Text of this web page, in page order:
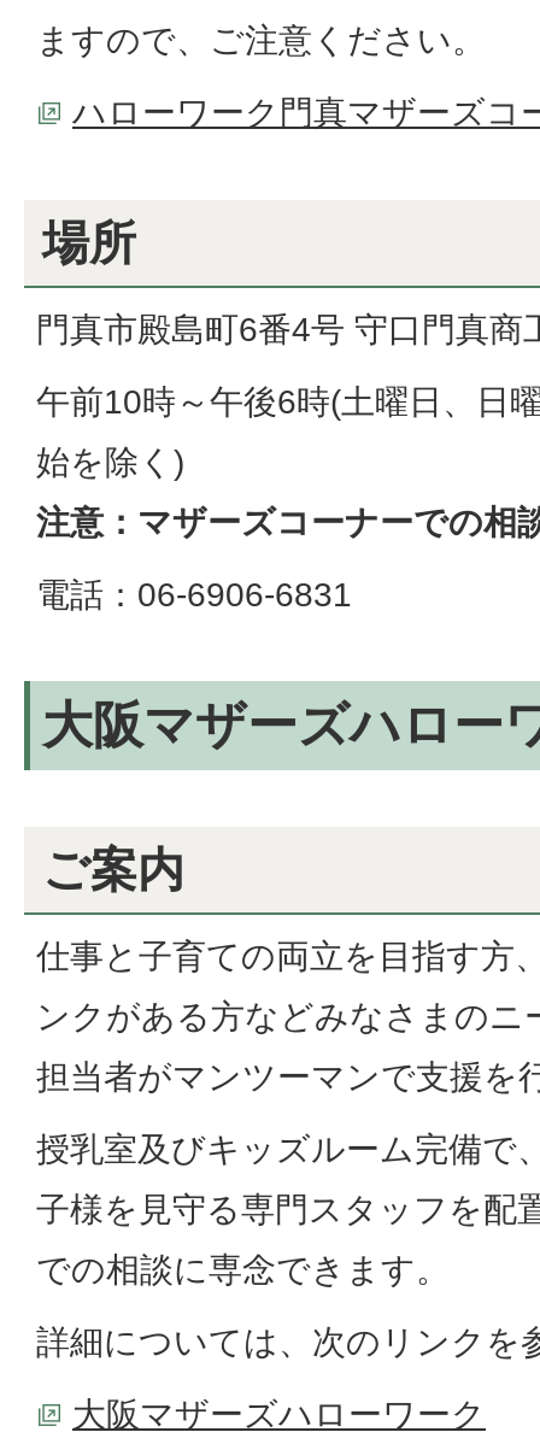
ますので、ご注意ください。
ハローワーク門真マザーズコ
場所
門真市殿島町6番4号 守口門真商
午前10時～午後6時(土曜日、日
始を除く)
注意：マザーズコーナーでの相
電話：06-6906-6831
大阪マザーズハロー
ご案内
仕事と子育ての両立を目指す方
ンクがある方などみなさまのニ
担当者がマンツーマンで支援を
授乳室及びキッズルーム完備で
子様を見守る専門スタッフを配
での相談に専念できます。
詳細については、次のリンクを
大阪マザーズハローワーク